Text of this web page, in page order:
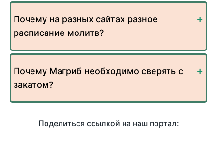
Почему на разных сайтах разное
расписание молитв?
Почему Магриб необходимо сверять с
закатом?
Поделиться ссылкой на наш портал: